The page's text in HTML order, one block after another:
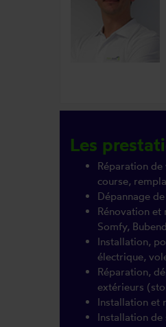
Les
Réparation
course,
Dépannage
Rénovation
Somfy,
Installation,
électrique,
Réparation,
extérieurs
Installation et
Installation